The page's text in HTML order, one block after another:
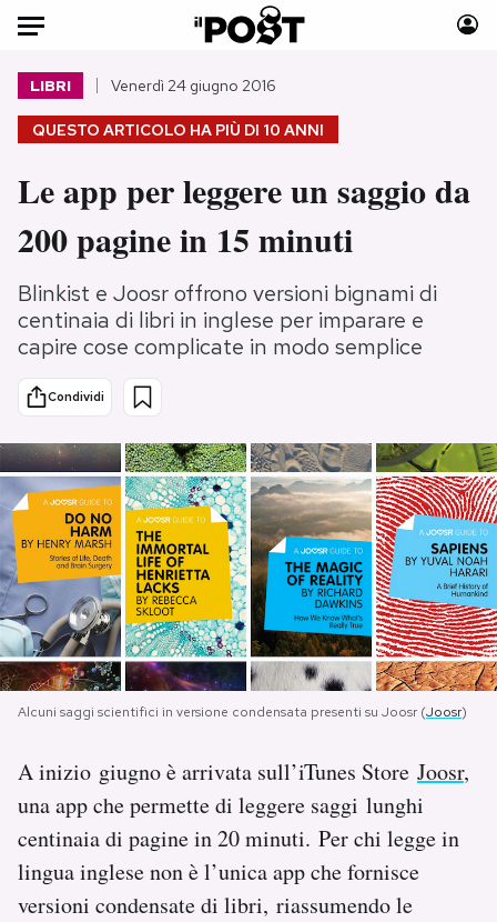
Auto
HOME
Italia
Politica
Tecnologia
Internet
Scienza
Cultura
Economia
Sport
Moda
Consumismi
Storie/Idee
Ok Boomer!
Media
Mondiali calcio 2026
PODCAST
NEWSLETTER
I MIEI PREFERITI
SHOP
CALENDARIO
AREA PERSONALE
QUESTO ARTICOLO HA PIÙ DI 10 ANNI
LIBRI Venerdì 24 giugno 2016
Le app per leggere un saggio da
200 pagine in 15 minuti
Blinkist e Joosr offrono versioni bignami di
centinaia di libri in inglese per imparare e
capire cose complicate in modo semplice
Condividi
Alcuni saggi scientifici in versione condensata presenti su Joosr (Joosr)
A inizio giugno è arrivata sull’iTunes Store Joosr,
una app che permette di leggere saggi lunghi
centinaia di pagine in 20 minuti. Per chi legge in
lingua inglese non è l’unica app che fornisce
versioni condensate di libri, riassumendo le